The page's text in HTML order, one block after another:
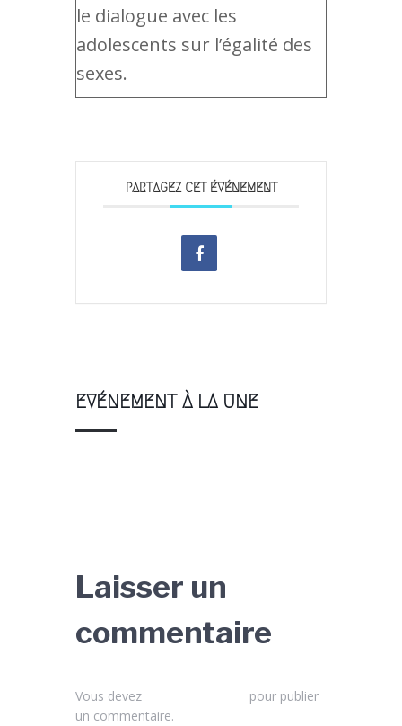
le dialogue avec les
adolescents sur l’égalité des
sexes.
PARTAGEZ CET ÉVÉNEMENT
EVÉNEMENT À LA UNE
Laisser un
commentaire
Vous devez
pour publier
un commentaire.